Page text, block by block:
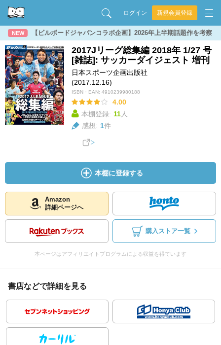
ログイン 新規会員登録
NEW 【ビルボードジャパンコラボ企画】2026年上半期話題作を考察
2017Jリーグ総集編 2018年 1/27 号
[雑誌]: サッカーダイジェスト 増刊
日本スポーツ企画出版社
(2017.12.16)
ISBN・EAN: 4910239980188
4.00
本棚登録: 11人
感想: 1件
本棚に登録する
Amazon
詳細ページへ
購入ストア一覧
本ページはアフィリエイトプログラムによる収益を得ています
書店などで詳細を見る